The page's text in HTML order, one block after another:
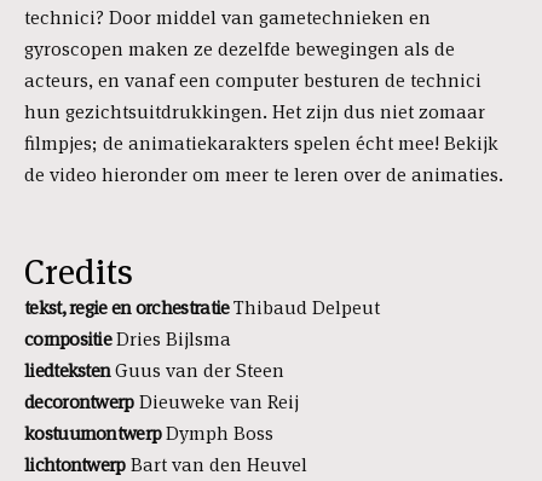
technici? Door middel van gametechnieken en
gyroscopen maken ze dezelfde bewegingen als de
acteurs, en vanaf een computer besturen de technici
hun gezichtsuitdrukkingen. Het zijn dus niet zomaar
filmpjes; de animatiekarakters spelen écht mee! Bekijk
de video hieronder om meer te leren over de animaties.
Credits
tekst, regie en orchestratieThibaud Delpeut
compositieDries Bijlsma
liedtekstenGuus van der Steen
decorontwerpDieuweke van Reij
kostuumontwerpDymph Boss
lichtontwerpBart van den Heuvel